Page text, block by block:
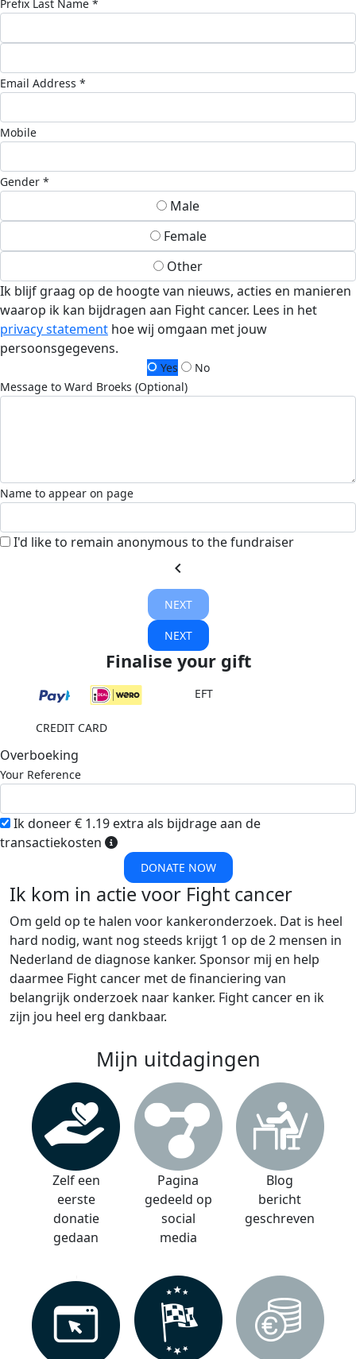
Prefix Last Name *
Email Address *
Mobile
Gender *
Male
Female
Other
Ik blijf graag op de hoogte van nieuws, acties en manieren
waarop ik kan bijdragen aan Fight cancer. Lees in het
privacy statement hoe wij omgaan met jouw
persoonsgegevens.
Yes
No
Message to Ward Broeks (Optional)
Name to appear on page
I'd like to remain anonymous to the fundraiser
chevron_left
NEXT
NEXT
Finalise your gift
EFT
CREDIT CARD
Overboeking
Your Reference
Ik doneer € 1.19 extra als bijdrage aan de
transactiekosten
DONATE NOW
Ik kom in actie voor Fight cancer
Om geld op te halen voor kankeronderzoek. Dat is heel
hard nodig, want nog steeds krijgt 1 op de 2 mensen in
Nederland de diagnose kanker. Sponsor mij en help
daarmee Fight cancer met de financiering van
belangrijk onderzoek naar kanker. Fight cancer en ik
zijn jou heel erg dankbaar.
Mijn uitdagingen
Zelf een
eerste
donatie
gedaan
Pagina
gedeeld op
social
media
Blog
bericht
geschreven